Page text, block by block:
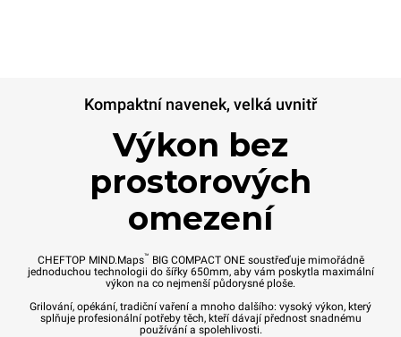
Kompaktní navenek, velká uvnitř
Výkon bez
prostorových
omezení
CHEFTOP MIND.Maps™ BIG COMPACT ONE soustřeďuje mimořádně
jednoduchou technologii do šířky 650mm, aby vám poskytla maximální
výkon na co nejmenší půdorysné ploše.
Grilování, opékání, tradiční vaření a mnoho dalšího: vysoký výkon, který
splňuje profesionální potřeby těch, kteří dávají přednost snadnému
používání a spolehlivosti.